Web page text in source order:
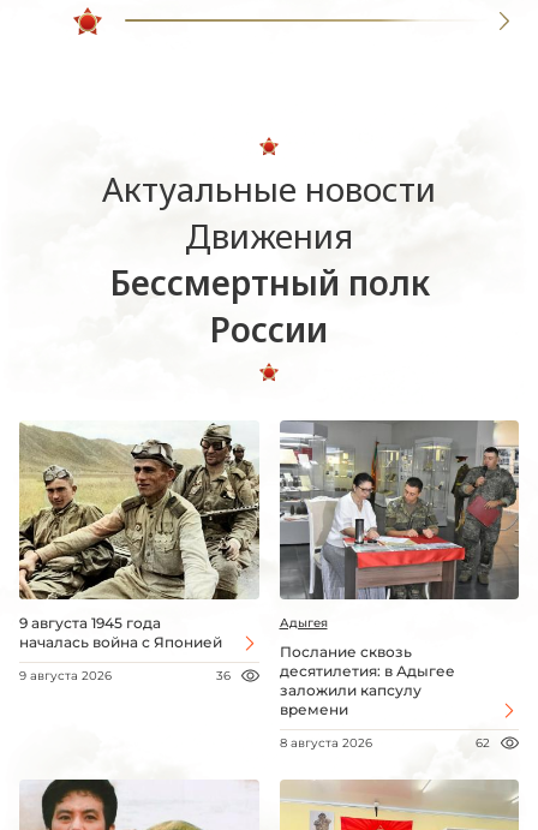
Актуальные новости
Движения
Бессмертный полк
России
9 августа 1945 года
началась война с Японией
9 августа 2026 36
Адыгея
Послание сквозь
десятилетия: в Адыгее
заложили капсулу
времени
8 августа 2026 62